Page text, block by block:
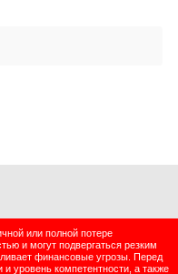
или полной потере
и могут подвергаться резким
финансовые угрозы. Перед
уровень компетентности, а также